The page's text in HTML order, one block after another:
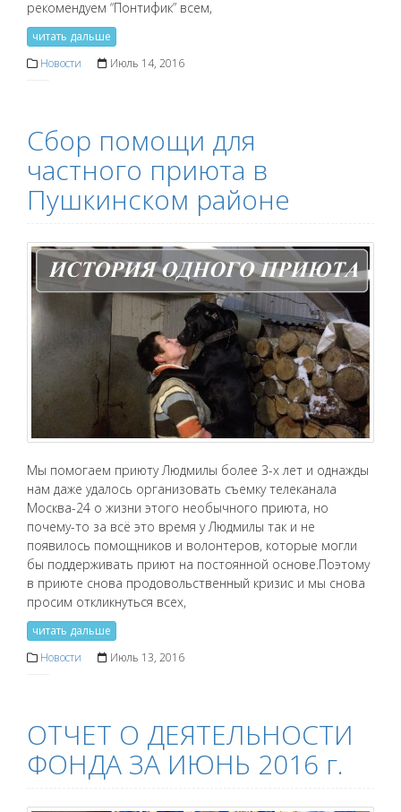
рекомендуем “Понтифик” всем,
читать дальше
Новости
Июль 14, 2016
Сбор помощи для
частного приюта в
Пушкинском районе
Мы помогаем приюту Людмилы более 3-х лет и однажды
нам даже удалось организовать съемку телеканала
Москва-24 о жизни этого необычного приюта, но
почему-то за всё это время у Людмилы так и не
появилось помощников и волонтеров, которые могли
бы поддерживать приют на постоянной основе.Поэтому
в приюте снова продовольственный кризис и мы снова
просим откликнуться всех,
читать дальше
Новости
Июль 13, 2016
ОТЧЕТ О ДЕЯТЕЛЬНОСТИ
ФОНДА ЗА ИЮНЬ 2016 г.